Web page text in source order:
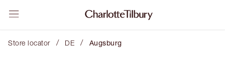
Store locator / DE / Augsburg